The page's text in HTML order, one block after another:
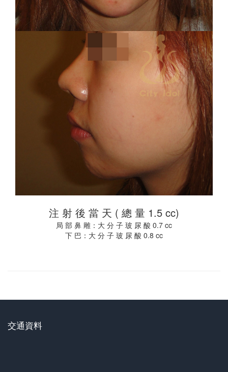
注 射 後 當 天 ( 總 量 1.5 cc)
局 部 鼻 雕：大 分 子 玻 尿 酸 0.7 cc
下 巴：大 分 子 玻 尿 酸 0.8 cc
交通資料